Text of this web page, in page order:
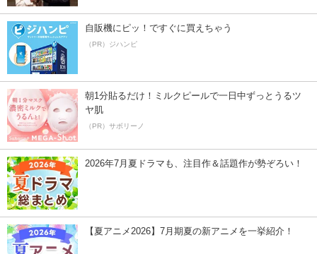
自販機にピッ！ですぐに買えちゃう
（PR）ジハンピ
朝1分貼るだけ！ミルクピールで一日中ずっとうるツ
ヤ肌
（PR）サボリーノ
2026年7月夏ドラマも、注目作＆話題作が勢ぞろい！
【夏アニメ2026】7月期夏の新アニメを一挙紹介！